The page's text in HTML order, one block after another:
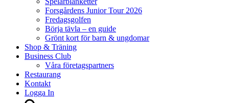
Forsgårdens Junior Tour 2026
Fredagsgolfen
Börja tävla – en guide
Grönt kort för barn & ungdomar
Shop & Träning
Business Club
Våra företagspartners
Restaurang
Kontakt
Logga In